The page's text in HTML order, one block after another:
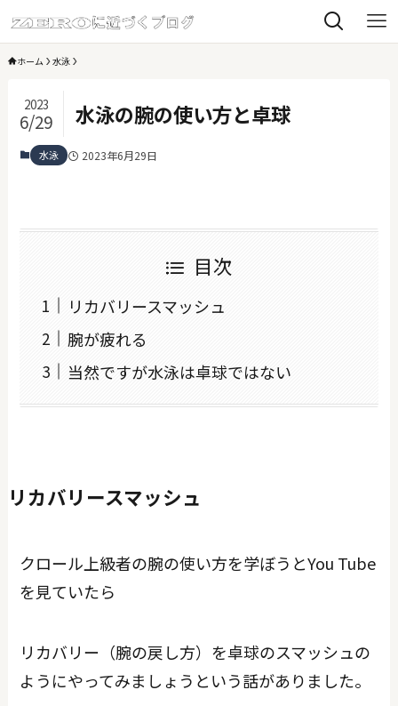
ホーム 水泳
水泳の腕の使い方と卓球
2023
6/29
水泳 2023年6月29日
目次
リカバリースマッシュ
腕が疲れる
当然ですが水泳は卓球ではない
リカバリースマッシュ
クロール上級者の腕の使い方を学ぼうとYou Tube
を見ていたら
リカバリー（腕の戻し方）を卓球のスマッシュの
ようにやってみましょうという話がありました。